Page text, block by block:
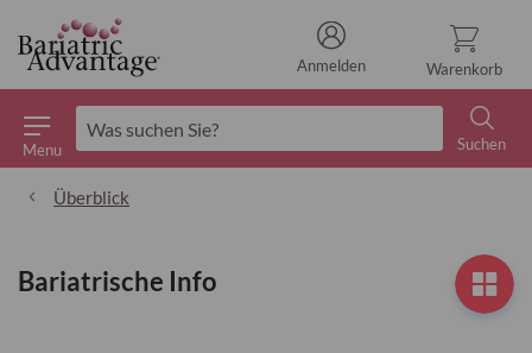
Menu
Suchen
Warenkorb
Anmelden
Überblick
Bariatrische Info